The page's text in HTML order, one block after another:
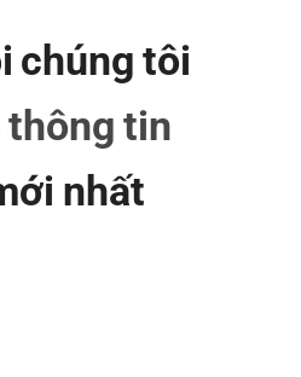
chúng tôi
thông tin
nhất